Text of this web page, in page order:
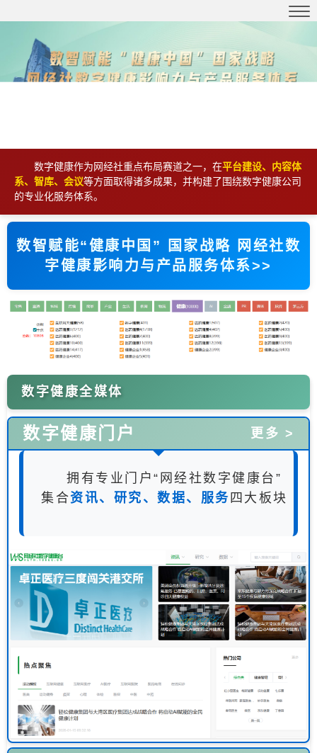
数字健康作为网经社重点布局赛道之一，在平台建设、内容体
系、智库、会议等方面取得诸多成果，并构建了围绕数字健康公司
的专业化服务体系。
数智赋能“健康中国” 国家战略 网经社数
字健康影响力与产品服务体系>>
数字健康全媒体
数字健康门户 更多 >
拥有专业门户“网经社数字健康台”
集合资讯、研究、数据、服务 四大板块